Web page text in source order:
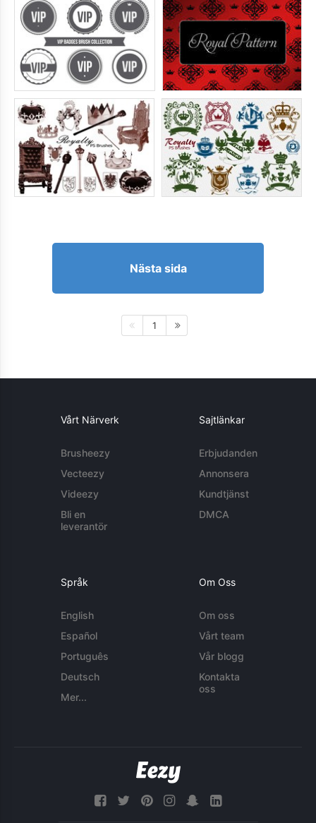
Nästa sida
1
Vårt Närverk
Brusheezy
Vecteezy
Videezy
Bli en
leverantör
Sajtlänkar
Erbjudanden
Annonsera
Kundtjänst
DMCA
Språk
English
Español
Português
Deutsch
Mer...
Om Oss
Om oss
Vårt team
Vår blogg
Kontakta
oss